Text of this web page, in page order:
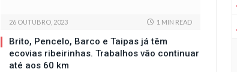
26 OUTUBRO, 2023 1 MIN READ
Brito, Pencelo, Barco e Taipas já têm
ecovias ribeirinhas. Trabalhos vão continuar
até aos 60 km